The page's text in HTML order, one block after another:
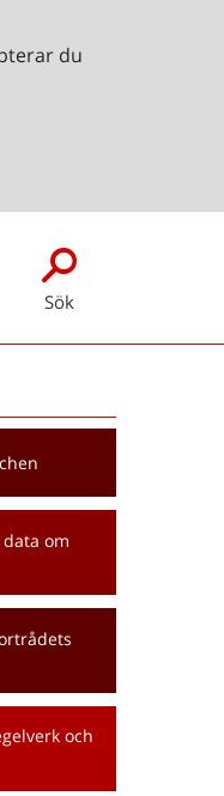
du
Sök
om
och